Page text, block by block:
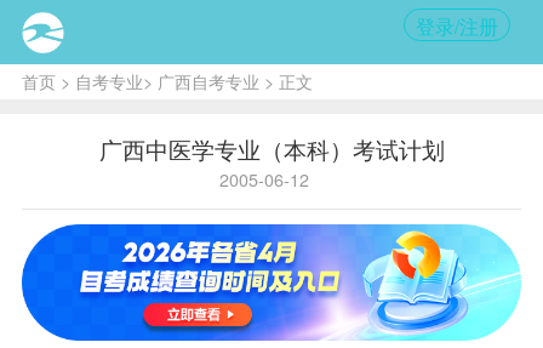
登录/注册
首页> 自考专业> 广西自考专业 > 正文
广西中医学专业（本科）考试计划
2005-06-12